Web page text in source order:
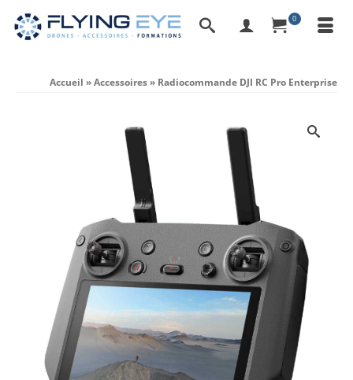
0
Accueil »Accessoires» Radiocommande DJI RC Pro Enterprise